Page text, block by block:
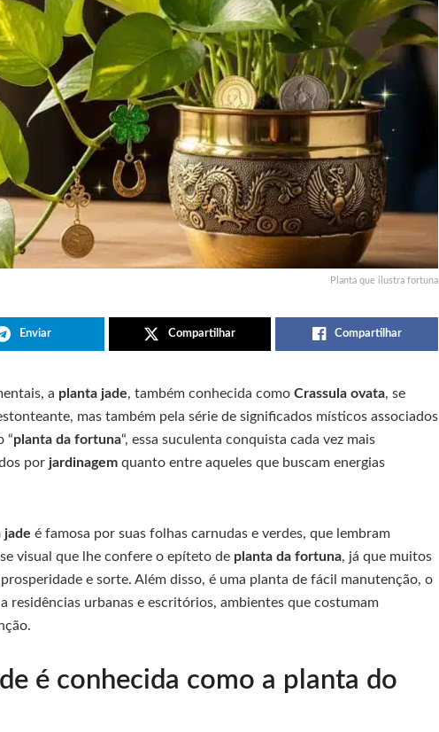
Planta que ilustra fortuna
Enviar Compartilhar Compartilhar
a planta jade, também conhecida como Crassula ovata, se
mas também pela série de significados místicos associados
“planta da fortuna“, essa suculenta conquista cada vez mais
por jardinagem quanto entre aqueles que buscam energias
jade é famosa por suas folhas carnudas e verdes, que lembram
visual que lhe confere o epíteto de planta da fortuna, já que muitos
e sorte. Além disso, é uma planta de fácil manutenção, o
residências urbanas e escritórios, ambientes que costumam
é conhecida como a planta do